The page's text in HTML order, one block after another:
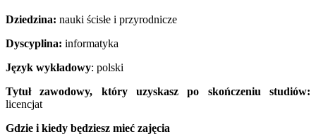
Dziedzina: nauki ścisłe i przyrodnicze
Dyscyplina: informatyka
Język wykładowy: polski
Tytuł zawodowy, który uzyskasz po skończeniu studiów:
licencjat
Gdzie i kiedy będziesz mieć zajęcia